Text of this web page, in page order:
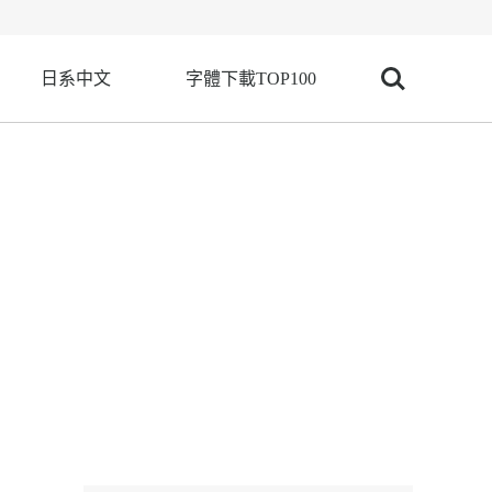
日系中文 字體下載TOP100